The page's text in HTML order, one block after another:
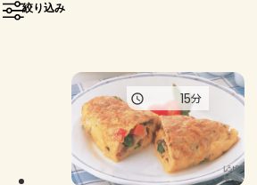
トーク
よくあるお問い合わせ
絞り込み
15分